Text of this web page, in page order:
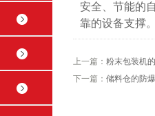
安全、节能的
靠的设备支撑。
上一篇： 粉末包装机
下一篇： 储料仓的防